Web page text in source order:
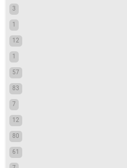
3
1
12
1
57
83
7
12
80
61